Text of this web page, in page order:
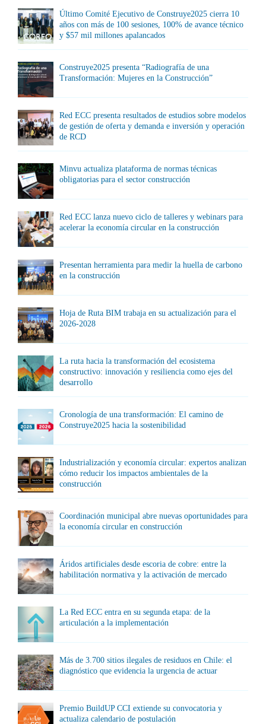
Último Comité Ejecutivo de Construye2025 cierra 10
años con más de 100 sesiones, 100% de avance técnico
y $57 mil millones apalancados
Construye2025 presenta “Radiografía de una
Transformación: Mujeres en la Construcción”
Red ECC presenta resultados de estudios sobre modelos
de gestión de oferta y demanda e inversión y operación
de RCD
Minvu actualiza plataforma de normas técnicas
obligatorias para el sector construcción
Red ECC lanza nuevo ciclo de talleres y webinars para
acelerar la economía circular en la construcción
Presentan herramienta para medir la huella de carbono
en la construcción
Hoja de Ruta BIM trabaja en su actualización para el
2026-2028
La ruta hacia la transformación del ecosistema
constructivo: innovación y resiliencia como ejes del
desarrollo
Cronología de una transformación: El camino de
Construye2025 hacia la sostenibilidad
Industrialización y economía circular: expertos analizan
cómo reducir los impactos ambientales de la
construcción
Coordinación municipal abre nuevas oportunidades para
la economía circular en construcción
Áridos artificiales desde escoria de cobre: entre la
habilitación normativa y la activación de mercado
La Red ECC entra en su segunda etapa: de la
articulación a la implementación
Más de 3.700 sitios ilegales de residuos en Chile: el
diagnóstico que evidencia la urgencia de actuar
Premio BuildUP CCI extiende su convocatoria y
actualiza calendario de postulación